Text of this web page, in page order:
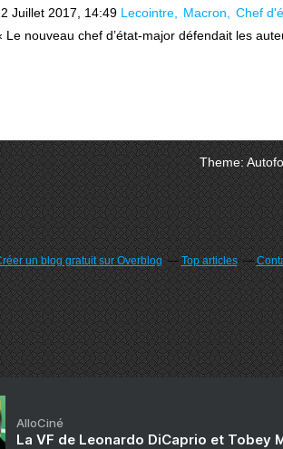
Juillet 2017, 14:49 Lecointre Macron Chef
nouveau chef d’état-major défendait les
Theme:
un blog gratuit sur Overblog Top articles
AlloCiné
La VF de Leonardo DiCaprio et Tobey